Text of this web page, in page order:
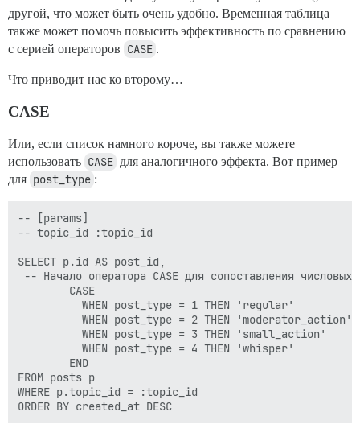
    ('chat_quoted', 33),
    ('assigned', 34),
    ('question_answer_user_commented', 35),
    ('watching_category_or_tag', 36),
    ('admin_problems', 38),
    ('following', 800),
    ('following_created_topic', 801),
    ('following_replied', 802),
)
-- Запросите таблицу уведомлений (алиас n),
SELECT user_id, ntypes.notification_type, read,
ON n.notification_type = ntypes.notification_type_id
-- Отфильтруйте уведомления, чтобы включить только
AND topic_id = :topic_id
-- Отсортируйте полученные уведомления по убыванию
другой, что может быть очень удобно. Временная таблица
также может помочь повысить эффективность по сравнению
с серией операторов CASE .
Что приводит нас ко второму…
CASE
Или, если список намного короче, вы также можете
использовать CASE для аналогичного эффекта. Вот пример
для post_type :
-- [params]
-- topic_id :topic_id
SELECT p.id AS post_id,
-- Начало оператора CASE для сопоставления
        CASE
          WHEN post_type = 1 THEN 'regular'
          WHEN post_type = 2 THEN 'moderator_action'
          WHEN post_type = 3 THEN 'small_action'
          WHEN post_type = 4 THEN 'whisper'
        END
FROM posts p
WHERE p.topic_id = :topic_id